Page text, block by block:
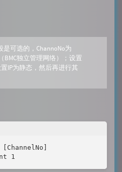
是可选的，ChannoNo为
BMC独立管理网络）；设置
IP为静态，然后再进行其
1